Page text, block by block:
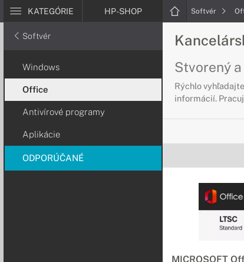
KATEGÓRIE HP-SHOP Softvér
Softvér
Windows
Office
Antivírové programy
Aplikácie
ODPORÚČANÉ
Stvorený
Rýchlo
informácií.
MICROSOFT